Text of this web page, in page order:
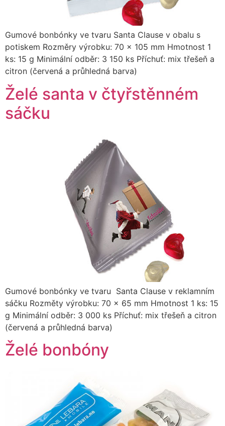
Gumové bonbónky ve tvaru Santa Clause v obalu s
potiskem Rozměry výrobku: 70 x 105 mm Hmotnost 1
ks: 15 g Minimální odběr: 3 150 ks Příchuť: mix třešeň a
citron (červená a průhledná barva)
Želé santa v čtyřstěnném
sáčku
Gumové bonbónky ve tvaru Santa Clause v reklamním
sáčku Rozměty výrobku: 70 x 65 mm Hmotnost 1 ks: 15
g Minimální odběr: 3 000 ks Příchuť: mix třešeň a citron
(červená a průhledná barva)
Želé bonbóny